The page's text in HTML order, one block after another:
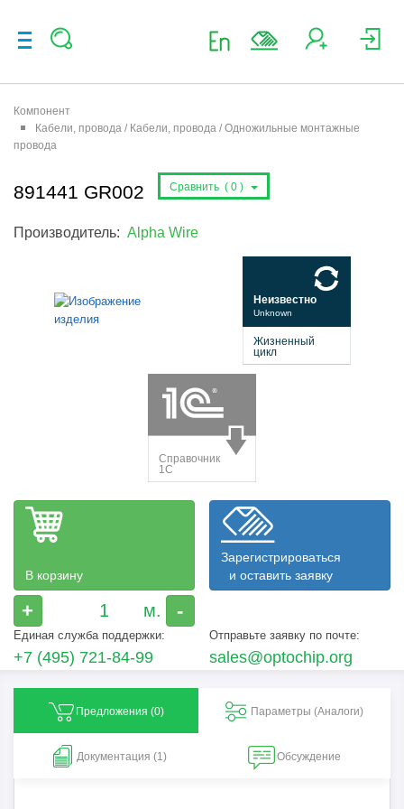
Компонент
Кабели, провода / Кабели, провода / Одножильные монтажные
провода
891441 GR002 Сравнить ( 0 )
Производитель: Alpha Wire
В корзину
+ -
Зарегистрироваться
и оставить заявку
Единая служба поддержки:
+7 (495) 721-84-99
Отправьте заявку по почте:
sales@optochip.org
Предложения (0) Параметры (Aналоги)
Документация (1) Обсуждение